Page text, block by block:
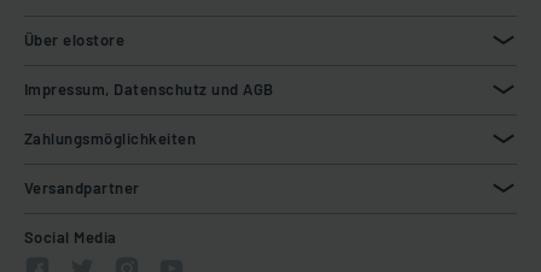
Über elostore
Impressum, Datenschutz und AGB
Zahlungsmöglichkeiten
Versandpartner
Social Media